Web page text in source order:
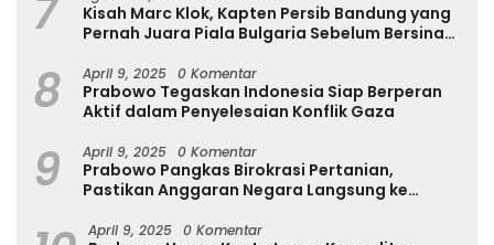
7
Kisah Marc Klok, Kapten Persib Bandung yang
Pernah Juara Piala Bulgaria Sebelum Bersinar
8 April 9, 2025 0 Komentar
Prabowo Tegaskan Indonesia Siap Berperan
Aktif dalam Penyelesaian Konflik Gaza
9 April 9, 2025 0 Komentar
Prabowo Pangkas Birokrasi Pertanian,
Pastikan Anggaran Negara Langsung ke
April 9, 2025 0 Komentar